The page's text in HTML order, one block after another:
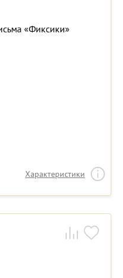
«Фиксики»
Характеристики